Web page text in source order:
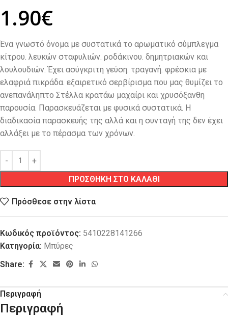
1.90€
Ένα γνωστό όνομα με συστατικά το αρωματικό σύμπλεγμα
κίτρου. λευκών σταφυλιών. ροδάκινου. δημητριακών και
λουλουδιών. Έχει ασύγκριτη γεύση. τραγανή. φρέσκια με
ελαφριά πικράδα. εξαιρετικό σερβίρισμα που μας θυμίζει το
ανεπανάληπτο Στέλλα κρατάω μαχαίρι και χρυσόξανθη
παρουσία. Παρασκευάζεται με φυσικά συστατικά. H
διαδικασία παρασκευής της αλλά και η συνταγή της δεν έχει
αλλάξει με το πέρασμα των χρόνων.
ΠΡΟΣΘΗΚΗ ΣΤΟ ΚΑΛΑΘΙ
Πρόσθεσε στην λίστα
Κωδικός προϊόντος: 5410228141266
Κατηγορία: Μπύρες
Share:
Περιγραφή
Περιγραφή